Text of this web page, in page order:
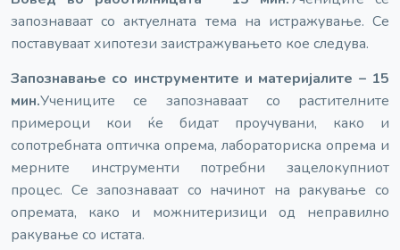
запознаваат со актуелната тема на истражување. Се
поставуваат хипотези заистражувањето кое следува.
Запознавање со инструментите и материјалите – 15
мин.Учениците се запознаваат со растителните
примероци кои ќе бидат проучувани, како и
сопотребната оптичка опрема, лабораториска опрема и
мерните инструменти потребни зацелокупниот
процес. Се запознаваат со начинот на ракување со
опремата, како и можнитеризици од неправилно
ракување со истата.